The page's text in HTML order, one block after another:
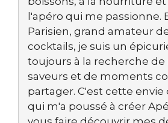
l'apéro qui me passionne.
Parisien, grand amateur
cocktails, je suis un
toujours à la recherche de
saveurs et de moments
partager. C'est cette envie
qui m'a poussé à créer